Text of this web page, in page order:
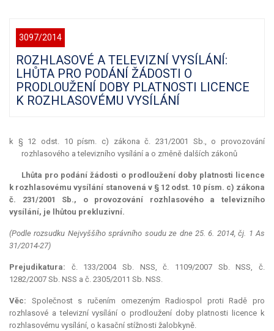
3097/2014
ROZHLASOVÉ A TELEVIZNÍ VYSÍLÁNÍ:
LHŮTA PRO PODÁNÍ ŽÁDOSTI O
PRODLOUŽENÍ DOBY PLATNOSTI LICENCE
K ROZHLASOVÉMU VYSÍLÁNÍ
k § 12 odst. 10 písm. c) zákona č. 231/2001 Sb., o provozování
rozhlasového a televizního vysílání a o změně dalších zákonů
Lhůta pro podání žádosti o prodloužení doby platnosti licence
k rozhlasovému vysílání stanovená v § 12 odst. 10 písm. c) zákona
č. 231/2001 Sb., o provozování rozhlasového a televizního
vysílání, je lhůtou prekluzivní.
(Podle rozsudku Nejvyššího správního soudu ze dne 25. 6. 2014, čj. 1 As
31/2014-27)
Prejudikatura: č. 133/2004 Sb. NSS, č. 1109/2007 Sb. NSS, č.
1282/2007 Sb. NSS a č. 2305/2011 Sb. NSS.
Věc: Společnost s ručením omezeným Radiospol proti Radě pro
rozhlasové a televizní vysílání o prodloužení doby platnosti licence k
rozhlasovému vysílání, o kasační stížnosti žalobkyně.